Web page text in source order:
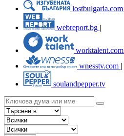
lostbulgaria.com
webreport.bg
worktalent.com
wnesstv.com |
soulandpepper.tv